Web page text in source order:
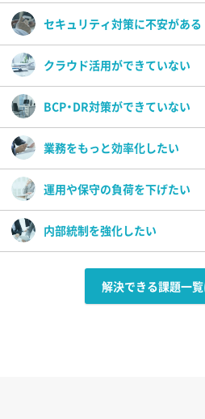
セキュリティ対策に不安がある
標的型攻撃に備えたい
情報漏えいを未然に防ぎたい
脆弱性対策を行いたい
クラウド活用ができていない
社内システムをクラウドに移行したい
グループウェアをクラウドで利用し
クラウドサービスをセキュアに利用し
BCP・DR対策ができていない
トラブルや災害による被害を最小限に
システム基盤を安定稼動するための
災害、非常時に備えシステムをバック
業務をもっと効率化したい
業務効率が向上するシステムを導入し
電子決済システムを導入したい
サポート窓口を一元化したい
運用や保守の負荷を下げたい
障害発生時の切り分け作業をアウトソ
ヘルプデスク業務をアウトソースし
クラウドをうまく活用してシステム
内部統制を強化したい
上場に向けてワークフローを強化し
コンプライアンスを強化したい
解決できる課題一